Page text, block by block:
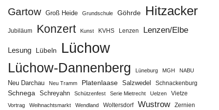
Gartow Groß Heide Grundschule Göhrde Hitzacker
Jubiläum Konzert Kunst KVHS Lenzen Lenzen/Elbe
Lesung Lübeln Lüchow
Lüchow-Dannenberg Lüneburg MGH NABU
Neu Darchau Neu Tramm Platenlaase Salzwedel Schnackenburg
Schnega Schreyahn Schützenfest Serie Mietrecht Uelzen Vietze
Vortrag Weihnachtsmarkt Wendland Woltersdorf Wustrow Zernien